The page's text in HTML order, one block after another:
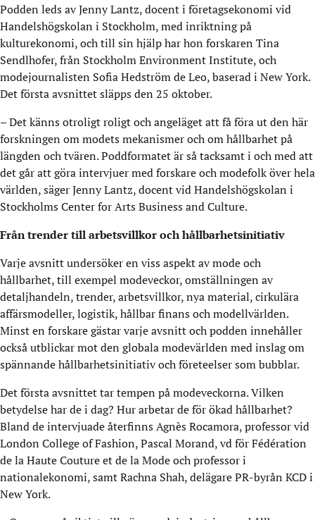
Podden leds av Jenny Lantz, docent i företagsekonomi vid
Handelshögskolan i Stockholm, med inriktning på
kulturekonomi, och till sin hjälp har hon forskaren Tina
Sendlhofer, från Stockholm Environment Institute, och
modejournalisten Sofia Hedström de Leo, baserad i New York.
Det första avsnittet släpps den 25 oktober.
– Det känns otroligt roligt och angeläget att få föra ut den här
forskningen om modets mekanismer och om hållbarhet på
längden och tvären. Poddformatet är så tacksamt i och med att
det går att göra intervjuer med forskare och modefolk över hela
världen, säger Jenny Lantz, docent vid Handelshögskolan i
Stockholms Center for Arts Business and Culture.
Från trender till arbetsvillkor och hållbarhetsinitiativ
Varje avsnitt undersöker en viss aspekt av mode och
hållbarhet, till exempel modeveckor, omställningen av
detaljhandeln, trender, arbetsvillkor, nya material, cirkulära
affärsmodeller, logistik, hållbar finans och modellvärlden.
Minst en forskare gästar varje avsnitt och podden innehåller
också utblickar mot den globala modevärlden med inslag om
spännande hållbarhetsinitiativ och företeelser som bubblar.
Det första avsnittet tar tempen på modeveckorna. Vilken
betydelse har de i dag? Hur arbetar de för ökad hållbarhet?
Bland de intervjuade återfinns Agnès Rocamora, professor vid
London College of Fashion, Pascal Morand, vd för Fédération
de la Haute Couture et de la Mode och professor i
nationalekonomi, samt Rachna Shah, delägare PR-byrån KCD i
New York.